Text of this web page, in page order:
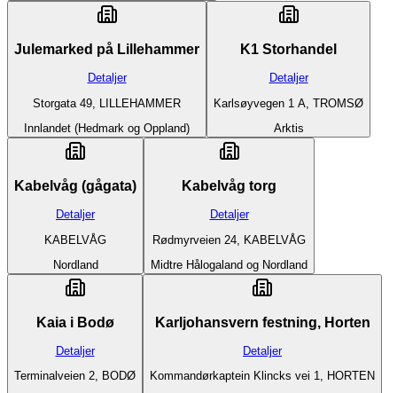
Julemarked på Lillehammer
Detaljer
Storgata 49, LILLEHAMMER
Innlandet (Hedmark og Oppland)
K1 Storhandel
Detaljer
Karlsøyvegen 1 A, TROMSØ
Arktis
Kabelvåg (gågata)
Detaljer
KABELVÅG
Nordland
Kabelvåg torg
Detaljer
Rødmyrveien 24, KABELVÅG
Midtre Hålogaland og Nordland
Kaia i Bodø
Detaljer
Terminalveien 2, BODØ
Karljohansvern festning, Horten
Detaljer
Kommandørkaptein Klincks vei 1, HORTEN